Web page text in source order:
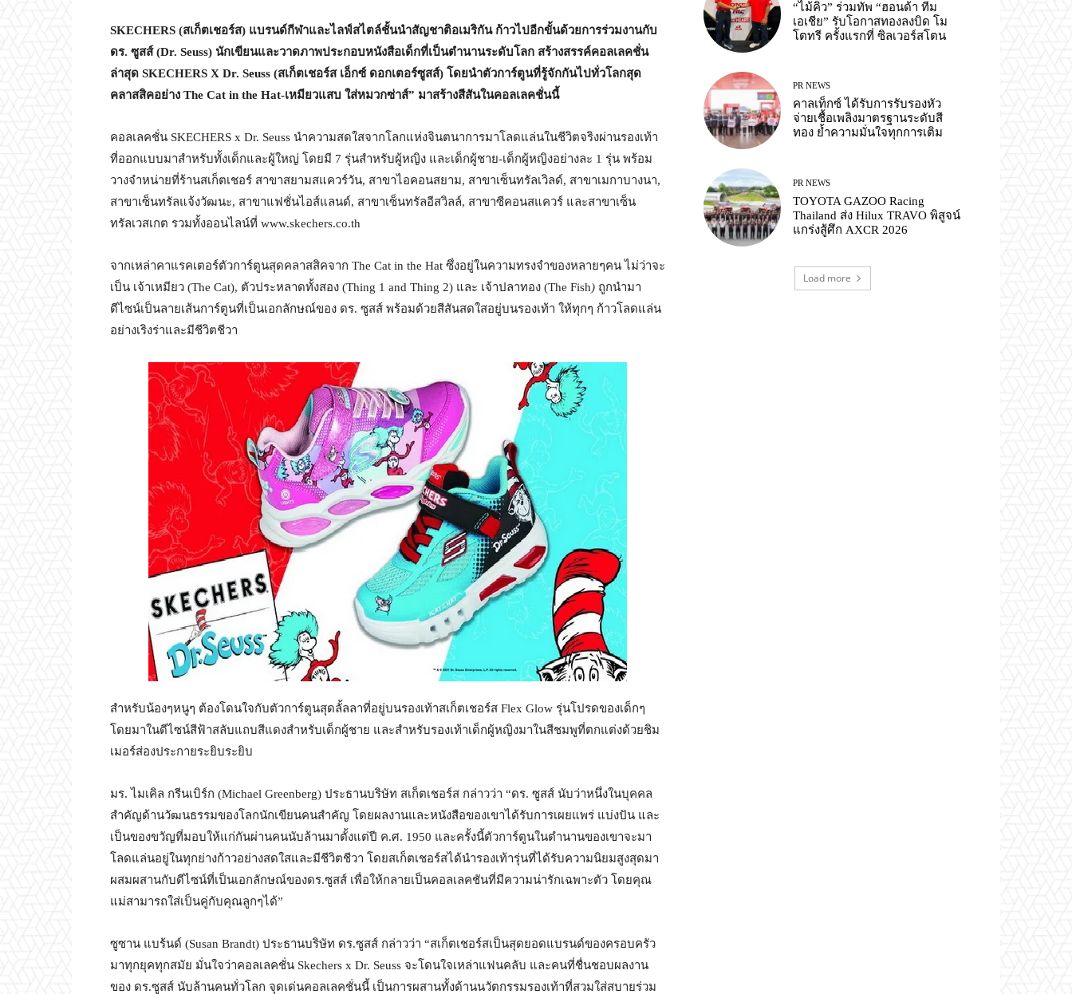
SKECHERS (สเก็ตเชอร์ส) แบรนด์กีฬาและไลฟ์สไตล์ชั้นนำสัญชาติอเมริกัน ก้าวไปอีกขั้นด้วยการร่วมงานกับ
ดร. ซูสส์ (Dr. Seuss) นักเขียนและวาดภาพประกอบหนังสือเด็กที่เป็นตำนานระดับโลก สร้างสรรค์คอลเลคชั่น
ล่าสุด SKECHERS X Dr. Seuss (สเก็ตเชอร์ส เอ็กซ์ ดอกเตอร์ซูสส์) โดยนำตัวการ์ตูนที่รู้จักกันไปทั่วโลกสุด
คลาสสิคอย่าง The Cat in the Hat-เหมียวแสบ ใส่หมวกซ่าส์” มาสร้างสีสันในคอลเลคชั่นนี้
คอลเลคชั่น SKECHERS x Dr. Seuss นำความสดใสจากโลกแห่งจินตนาการมาโลดแล่นในชีวิตจริงผ่านรองเท้า
ที่ออกแบบมาสำหรับทั้งเด็กและผู้ใหญ่ โดยมี 7 รุ่นสำหรับผู้หญิง และเด็กผู้ชาย-เด็กผู้หญิงอย่างละ 1 รุ่น พร้อม
วางจำหน่ายที่ร้านสเก็ตเชอร์ สาขาสยามสแควร์วัน, สาขาไอคอนสยาม, สาขาเซ็นทรัลเวิลด์, สาขาเมกาบางนา,
สาขาเซ็นทรัลแจ้งวัฒนะ, สาขาแฟชั่นไอส์แลนด์, สาขาเซ็นทรัลอีสวิลล์, สาขาซีคอนสแควร์ และสาขาเซ็น
ทรัลเวสเกต รวมทั้งออนไลน์ที่ www.skechers.co.th
จากเหล่าคาแรคเตอร์ตัวการ์ตูนสุดคลาสสิคจาก The Cat in the Hat ซึ่งอยู่ในความทรงจำของหลายๆคน ไม่ว่าจะ
เป็น เจ้าเหมียว (The Cat), ตัวประหลาดทั้งสอง (Thing 1 and Thing 2) และ เจ้าปลาทอง (The Fish) ถูกนำมา
ดีไซน์เป็นลายเส้นการ์ตูนที่เป็นเอกลักษณ์ของ ดร. ซูสส์ พร้อมด้วยสีสันสดใสอยู่บนรองเท้า ให้ทุกๆ ก้าวโลดแล่น
อย่างเริงร่าและมีชีวิตชีวา
สำหรับน้องๆหนูๆ ต้องโดนใจกับตัวการ์ตูนสุดลั้ลลาที่อยู่บนรองเท้าสเก็ตเชอร์ส Flex Glow รุ่นโปรดของเด็กๆ
โดยมาในดีไซน์สีฟ้าสลับแถบสีแดงสำหรับเด็กผู้ชาย และสำหรับรองเท้าเด็กผู้หญิงมาในสีชมพูที่ตกแต่งด้วยชิม
เมอร์ส่องประกายระยิบระยิบ
มร. ไมเคิล กรีนเบิร์ก (Michael Greenberg) ประธานบริษัท สเก็ตเชอร์ส กล่าวว่า “ดร. ซูสส์ นับว่าหนึ่งในบุคคล
สำคัญด้านวัฒนธรรมของโลกนักเขียนคนสำคัญ โดยผลงานและหนังสือของเขาได้รับการเผยแพร่ แบ่งปัน และ
เป็นของขวัญที่มอบให้แก่กันผ่านคนนับล้านมาตั้งแต่ปี ค.ศ. 1950 และครั้งนี้ตัวการ์ตูนในตำนานของเขาจะมา
โลดแล่นอยู่ในทุกย่างก้าวอย่างสดใสและมีชีวิตชีวา โดยสเก็ตเชอร์สได้นำรองเท้ารุ่นที่ได้รับความนิยมสูงสุดมา
ผสมผสานกับดีไซน์ที่เป็นเอกลักษณ์ของดร.ซูสส์ เพื่อให้กลายเป็นคอลเลคชันที่มีความน่ารักเฉพาะตัว โดยคุณ
แม่สามารถใส่เป็นคู่กับคุณลูกๆได้”
ซูซาน แบร้นด์ (Susan Brandt) ประธานบริษัท ดร.ซูสส์ กล่าวว่า “สเก็ตเชอร์สเป็นสุดยอดแบรนด์ของครอบครัว
มาทุกยุคทุกสมัย มั่นใจว่าคอลเลคชั่น Skechers x Dr. Seuss จะโดนใจเหล่าแฟนคลับ และคนที่ชื่นชอบผลงาน
ของ ดร.ซูสส์ นับล้านคนทั่วโลก จุดเด่นคอลเลคชั่นนี้ เป็นการผสานทั้งด้านนวัตกรรมรองเท้าที่สวมใส่สบายร่วม
“ไม้คิว” ร่วมทัพ “ฮอนด้า ทีม
เอเชีย” รับโอกาสทองลงบิด โม
โตทรี ครั้งแรกที่ ซิลเวอร์สโตน
PR NEWS
คาลเท็กซ์ ได้รับการรับรองหัว
จ่ายเชื้อเพลิงมาตรฐานระดับสี
ทอง ย้ำความมั่นใจทุกการเติม
PR NEWS
TOYOTA GAZOO Racing
Thailand ส่ง Hilux TRAVO พิสูจน์
แกร่งสู้ศึก AXCR 2026
Load more